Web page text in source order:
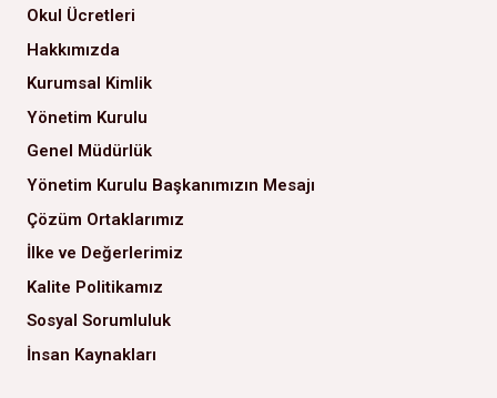
Okul Ücretleri
Hakkımızda
Kurumsal Kimlik
Yönetim Kurulu
Genel Müdürlük
Yönetim Kurulu Başkanımızın Mesajı
Çözüm Ortaklarımız
İlke ve Değerlerimiz
Kalite Politikamız
Sosyal Sorumluluk
İnsan Kaynakları